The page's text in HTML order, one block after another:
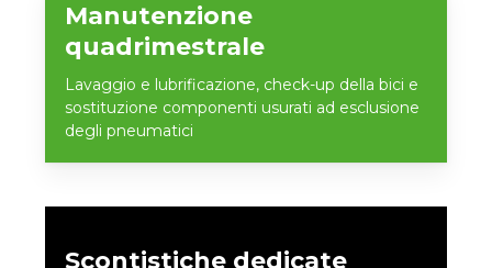
Manutenzione
quadrimestrale
Lavaggio e lubrificazione, check-up della bici e
sostituzione componenti usurati ad esclusione
degli pneumatici
Scontistiche dedicate